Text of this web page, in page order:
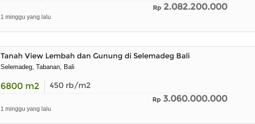
Rp 2.082.200.000
1 minggu yang lalu
Tanah View Lembah dan Gunung di Selemadeg Bali
Selemadeg, Tabanan, Bali
6800 m2 450 rb/m2
Rp 3.060.000.000
1 minggu yang lalu